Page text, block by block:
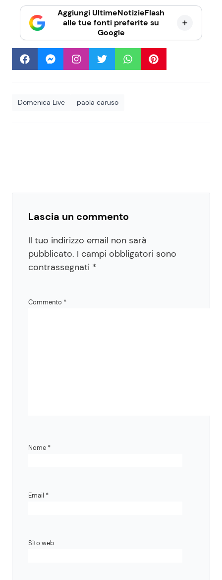
Aggiungi UltimeNotizieFlash
alle tue fonti preferite su
Google
Domenica Live paola caruso
Lascia un commento
Il tuo indirizzo email non sarà
pubblicato. I campi obbligatori sono
contrassegnati *
Commento *
Nome *
Email *
Sito web